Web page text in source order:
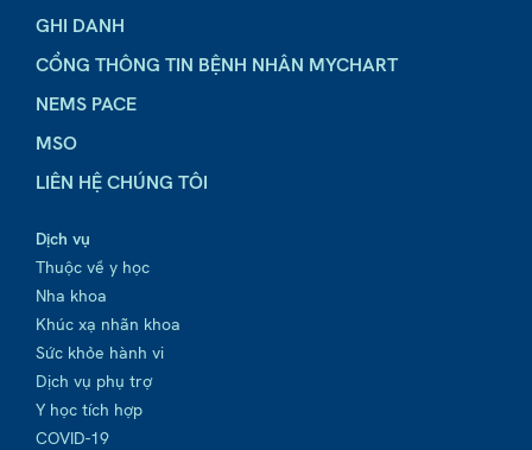
GHI DANH
CỔNG THÔNG TIN BỆNH NHÂN MYCHART
NEMS PACE
MSO
LIÊN HỆ CHÚNG TÔI
Dịch vụ
Thuộc về y học
Nha khoa
Khúc xạ nhãn khoa
Sức khỏe hành vi
Dịch vụ phụ trợ
Y học tích hợp
COVID-19